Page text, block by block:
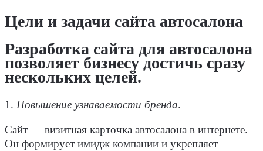
Цели и задачи сайта автосалона
Разработка сайта для автосалона
позволяет бизнесу достичь сразу
нескольких целей.
1. Повышение узнаваемости бренда.
Сайт — визитная карточка автосалона в интернете.
Он формирует имидж компании и укрепляет